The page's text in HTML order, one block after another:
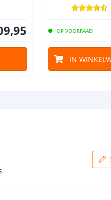
,95 OP VOORRAAD
IN